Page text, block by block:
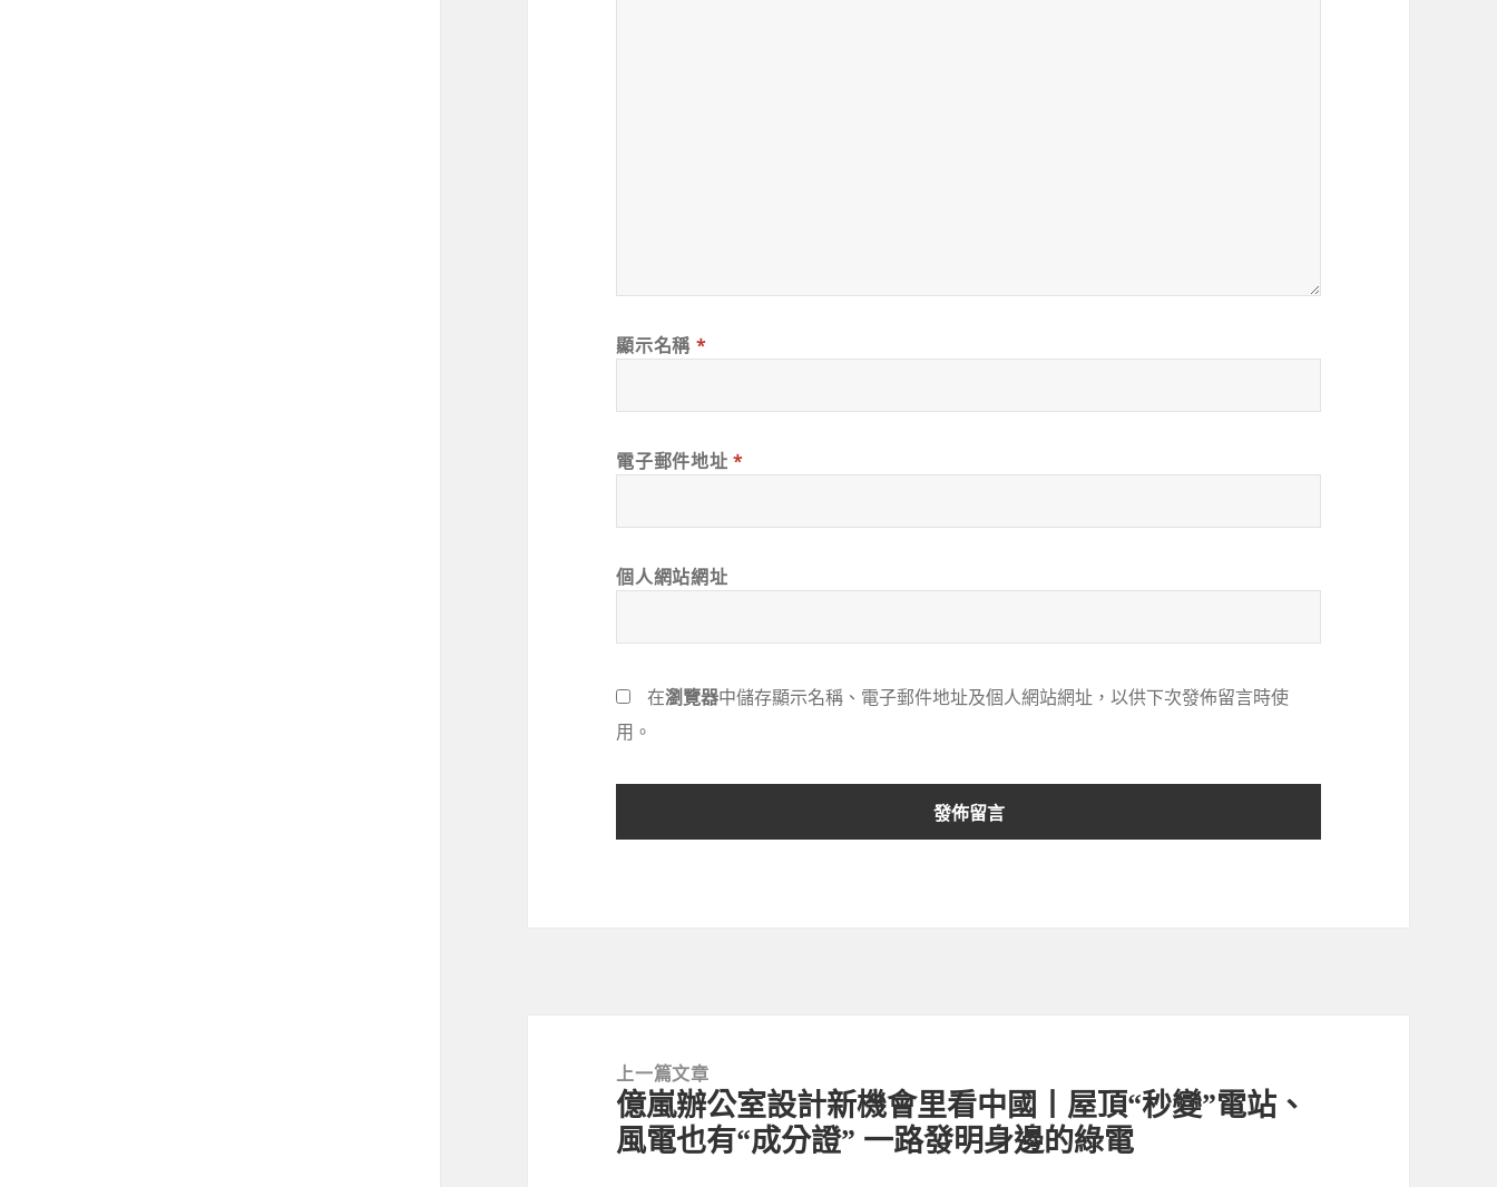
顯示名稱 *
電子郵件地址 *
個人網站網址
在瀏覽器中儲存顯示名稱、電子郵件地址及個人網站網址，以供下次發佈留言時使
用。
上一篇文章
上
一
億嵐辦公室設計新機會里看中國丨屋頂“秒變”電站、
風電也有“成分證” 一路發明身邊的綠電